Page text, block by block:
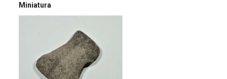
Miniatura